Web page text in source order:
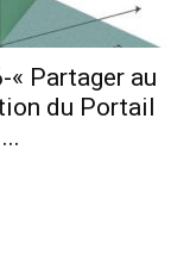
« Partager au
du Portail